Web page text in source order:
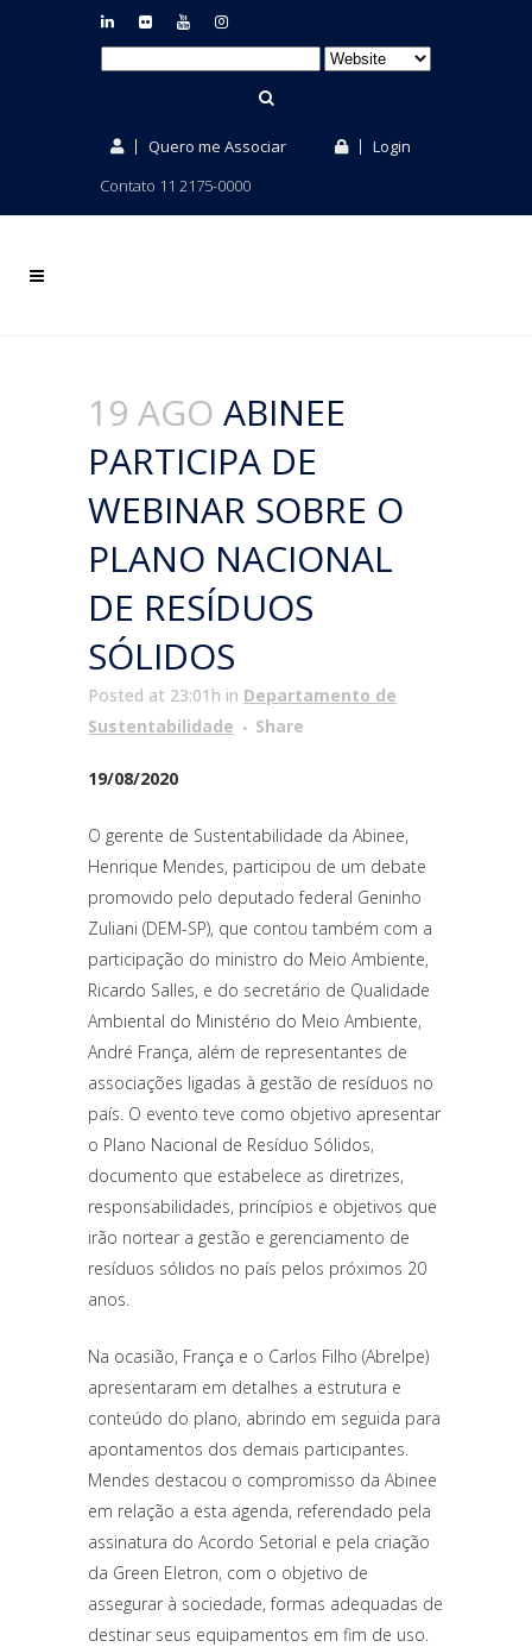
Quero me Associar
Login
Contato 11 2175-0000
19 AGO ABINEE
PARTICIPA DE
WEBINAR SOBRE O
PLANO NACIONAL
DE RESÍDUOS
SÓLIDOS
Posted at 23:01h in Departamento de
Sustentabilidade
Share
19/08/2020
O gerente de Sustentabilidade da Abinee,
Henrique Mendes, participou de um debate
promovido pelo deputado federal Geninho
Zuliani (DEM-SP), que contou também com a
participação do ministro do Meio Ambiente,
Ricardo Salles, e do secretário de Qualidade
Ambiental do Ministério do Meio Ambiente,
André França, além de representantes de
associações ligadas à gestão de resíduos no
país. O evento teve como objetivo apresentar
o Plano Nacional de Resíduo Sólidos,
documento que estabelece as diretrizes,
responsabilidades, princípios e objetivos que
irão nortear a gestão e gerenciamento de
resíduos sólidos no país pelos próximos 20
anos.
Na ocasião, França e o Carlos Filho (Abrelpe)
apresentaram em detalhes a estrutura e
conteúdo do plano, abrindo em seguida para
apontamentos dos demais participantes.
Mendes destacou o compromisso da Abinee
em relação a esta agenda, referendado pela
assinatura do Acordo Setorial e pela criação
da Green Eletron, com o objetivo de
assegurar à sociedade, formas adequadas de
destinar seus equipamentos em fim de uso.